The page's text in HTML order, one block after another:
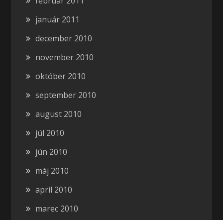
január 2011
december 2010
november 2010
október 2010
september 2010
august 2010
júl 2010
jún 2010
máj 2010
apríl 2010
marec 2010